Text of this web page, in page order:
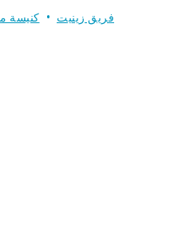
فريق زينيت كنيسة